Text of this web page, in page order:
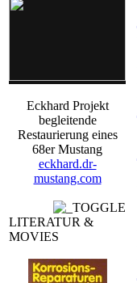
Eckhard Projekt
begleitende
Restaurierung eines
68er Mustang
eckhard.dr-
mustang.com
LITERATUR &
MOVIES